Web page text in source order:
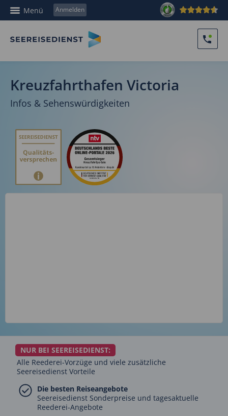
Menü Anmelden
Kreuzfahrthafen Victoria
Infos & Sehenswürdigkeiten
NUR BEI SEEREISEDIENST:
Alle Reederei-Vorzüge und viele zusätzliche
Seereisedienst Vorteile
Die besten Reiseangebote
Seereisedienst Sonderpreise und tagesaktuelle
Reederei-Angebote